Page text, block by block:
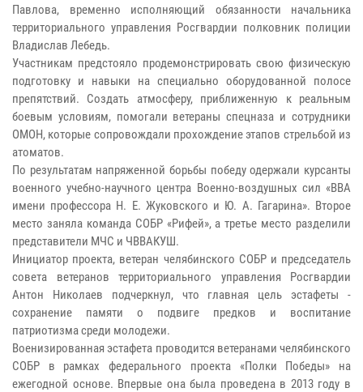
Павлова, временно исполняющий обязанности начальника
территориального управления Росгвардии полковник полиции
Владислав Лебедь.
Участникам предстояло продемонстрировать свою физическую
подготовку и навыки на специально оборудованной полосе
препятствий. Создать атмосферу, приближенную к реальным
боевым условиям, помогали ветераны спецназа и сотрудники
ОМОН, которые сопровождали прохождение этапов стрельбой из
атоматов.
По результатам напряженной борьбы победу одержали курсанты
военного учебно-научного центра Военно-воздушных сил «ВВА
имени профессора Н. Е. Жуковского и Ю. А. Гагарина». Второе
место заняла команда СОБР «Рифей», а третье место разделили
представители МЧС и ЧВВАКУШ.
Инициатор проекта, ветеран челябинского СОБР и председатель
совета ветеранов территориального управления Росгвардии
Антон Николаев подчеркнул, что главная цель эстафеты -
сохранение памяти о подвиге предков и воспитание
патриотизма среди молодежи.
Военизированная эстафета проводится ветеранами челябинского
СОБР в рамках федерального проекта «Полки Победы» на
ежегодной основе. Впервые она была проведена в 2013 году в